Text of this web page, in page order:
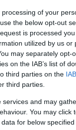
of your
the below opt-out
is processed
utilized by us or
may separately opt-
on the IAB’s list of
third parties on the
third parties.
and may
You may click
for below